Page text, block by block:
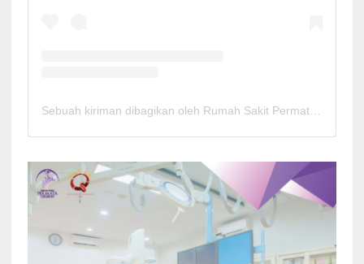
Sebuah kiriman dibagikan oleh Rumah Sakit Permata Cirebon (@rspermatacirebon)